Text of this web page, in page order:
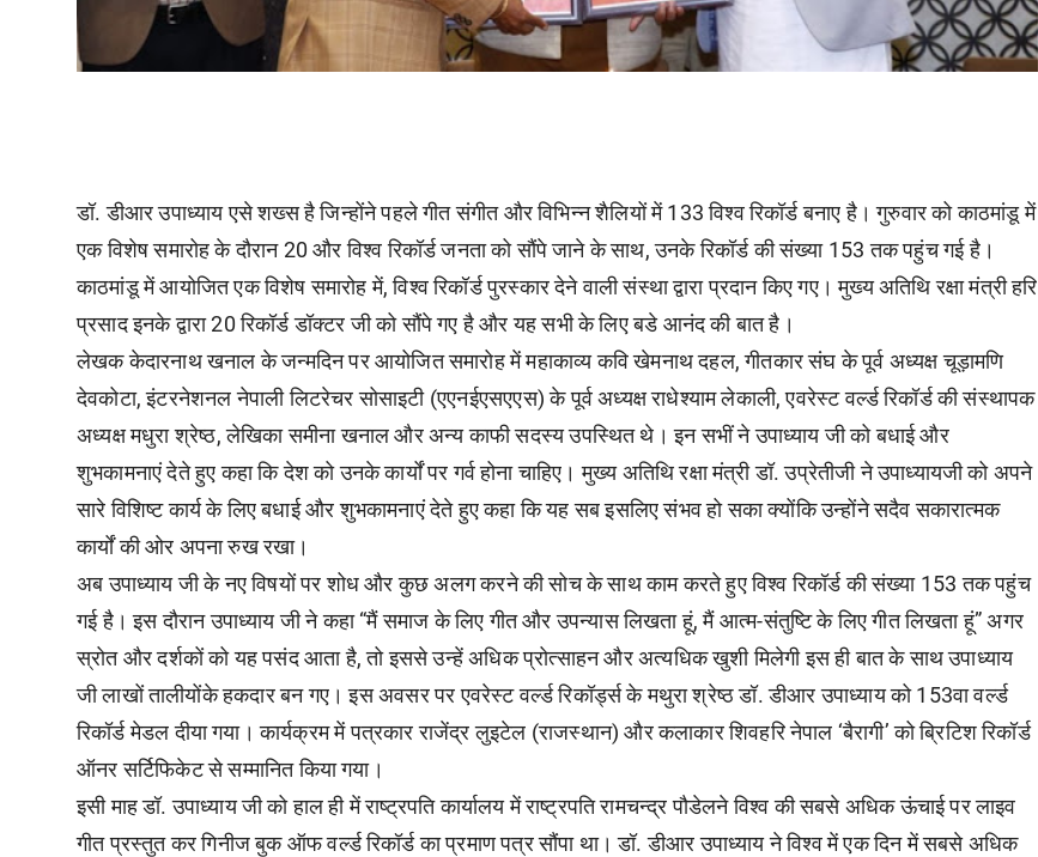
डॉ. डीआर उपाध्याय एसे शख्स है जिन्होंने पहले गीत संगीत और विभिन्न शैलियों में 133 विश्व रिकॉर्ड बनाए है। गुरुवार को काठमांडू में
एक विशेष समारोह के दौरान 20 और विश्व रिकॉर्ड जनता को सौंपे जाने के साथ, उनके रिकॉर्ड की संख्या 153 तक पहुंच गई है।
काठमांडू में आयोजित एक विशेष समारोह में, विश्व रिकॉर्ड पुरस्कार देने वाली संस्था द्वारा प्रदान किए गए। मुख्य अतिथि रक्षा मंत्री हरि
प्रसाद इनके द्वारा 20 रिकॉर्ड डॉक्टर जी को सौंपे गए है और यह सभी के लिए बडे आनंद की बात है।
लेखक केदारनाथ खनाल के जन्मदिन पर आयोजित समारोह में महाकाव्य कवि खेमनाथ दहल, गीतकार संघ के पूर्व अध्यक्ष चूड़ामणि
देवकोटा, इंटरनेशनल नेपाली लिटरेचर सोसाइटी (एएनईएसएएस) के पूर्व अध्यक्ष राधेश्याम लेकाली, एवरेस्ट वर्ल्ड रिकॉर्ड की संस्थापक
अध्यक्ष मधुरा श्रेष्ठ, लेखिका समीना खनाल और अन्य काफी सदस्य उपस्थित थे। इन सभीं ने उपाध्याय जी को बधाई और
शुभकामनाएं देते हुए कहा कि देश को उनके कार्यों पर गर्व होना चाहिए। मुख्य अतिथि रक्षा मंत्री डॉ. उप्रेतीजी ने उपाध्यायजी को अपने
सारे विशिष्ट कार्य के लिए बधाई और शुभकामनाएं देते हुए कहा कि यह सब इसलिए संभव हो सका क्योंकि उन्होंने सदैव सकारात्मक
कार्यों की ओर अपना रुख रखा।
अब उपाध्याय जी के नए विषयों पर शोध और कुछ अलग करने की सोच के साथ काम करते हुए विश्व रिकॉर्ड की संख्या 153 तक पहुंच
गई है। इस दौरान उपाध्याय जी ने कहा “मैं समाज के लिए गीत और उपन्यास लिखता हूं, मैं आत्म-संतुष्टि के लिए गीत लिखता हूं” अगर
स्रोत और दर्शकों को यह पसंद आता है, तो इससे उन्हें अधिक प्रोत्साहन और अत्यधिक खुशी मिलेगी इस ही बात के साथ उपाध्याय
जी लाखों तालीयोंके हकदार बन गए। इस अवसर पर एवरेस्ट वर्ल्ड रिकॉर्ड्स के मथुरा श्रेष्ठ डॉ. डीआर उपाध्याय को 153वा वर्ल्ड
रिकॉर्ड मेडल दीया गया। कार्यक्रम में पत्रकार राजेंद्र लुइटेल (राजस्थान) और कलाकार शिवहरि नेपाल ‘बैरागी’ को ब्रिटिश रिकॉर्ड
ऑनर सर्टिफिकेट से सम्मानित किया गया।
इसी माह डॉ. उपाध्याय जी को हाल ही में राष्ट्रपति कार्यालय में राष्ट्रपति रामचन्द्र पौडेलने विश्व की सबसे अधिक ऊंचाई पर लाइव
गीत प्रस्तुत कर गिनीज बुक ऑफ वर्ल्ड रिकॉर्ड का प्रमाण पत्र सौंपा था। डॉ. डीआर उपाध्याय ने विश्व में एक दिन में सबसे अधिक